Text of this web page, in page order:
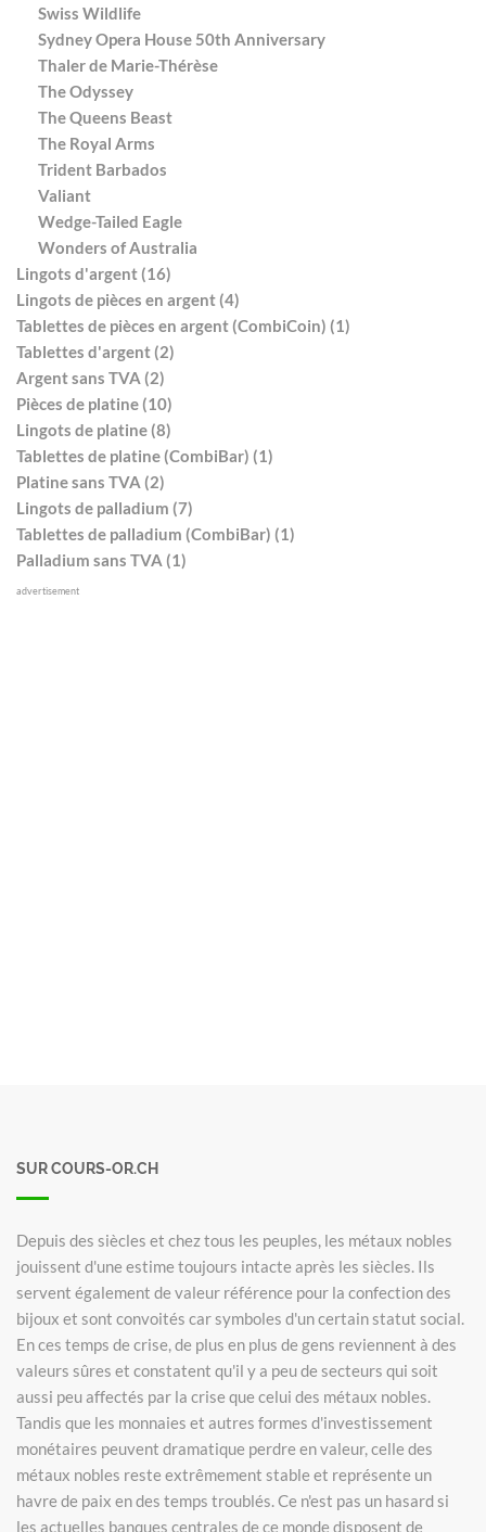
Swiss Wildlife
Sydney Opera House 50th Anniversary
Thaler de Marie-Thérèse
The Odyssey
The Queens Beast
The Royal Arms
Trident Barbados
Valiant
Wedge-Tailed Eagle
Wonders of Australia
Lingots d'argent (16)
Lingots de pièces en argent (4)
Tablettes de pièces en argent (CombiCoin) (1)
Tablettes d'argent (2)
Argent sans TVA (2)
Pièces de platine (10)
Lingots de platine (8)
Tablettes de platine (CombiBar) (1)
Platine sans TVA (2)
Lingots de palladium (7)
Tablettes de palladium (CombiBar) (1)
Palladium sans TVA (1)
advertisement
SUR COURS-OR.CH
Depuis des siècles et chez tous les peuples, les métaux nobles
jouissent d'une estime toujours intacte après les siècles. Ils
servent également de valeur référence pour la confection des
bijoux et sont convoités car symboles d'un certain statut social.
En ces temps de crise, de plus en plus de gens reviennent à des
valeurs sûres et constatent qu'il y a peu de secteurs qui soit
aussi peu affectés par la crise que celui des métaux nobles.
Tandis que les monnaies et autres formes d'investissement
monétaires peuvent dramatique perdre en valeur, celle des
métaux nobles reste extrêmement stable et représente un
havre de paix en des temps troublés. Ce n'est pas un hasard si
les actuelles banques centrales de ce monde disposent de